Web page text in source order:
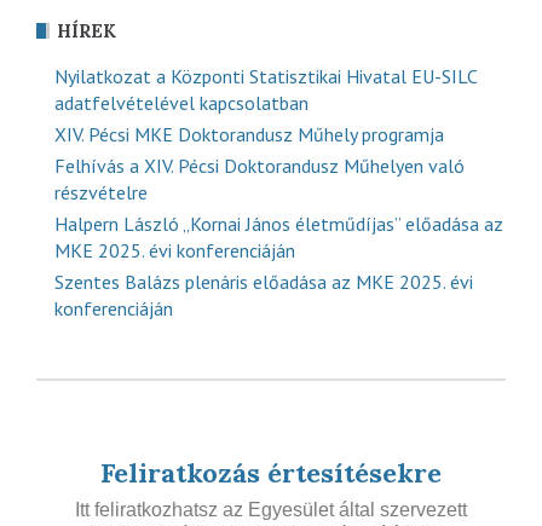
HÍREK
Nyilatkozat a Központi Statisztikai Hivatal EU-SILC
adatfelvételével kapcsolatban
XIV. Pécsi MKE Doktorandusz Műhely programja
Felhívás a XIV. Pécsi Doktorandusz Műhelyen való
részvételre
Halpern László „Kornai János életműdíjas” előadása az
MKE 2025. évi konferenciáján
Szentes Balázs plenáris előadása az MKE 2025. évi
konferenciáján
Feliratkozás értesítésekre
Itt feliratkozhatsz az Egyesület által szervezett